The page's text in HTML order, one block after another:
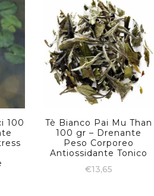
100
Tè Bianco Pai Mu Than
100 gr – Drenante
Peso Corporeo
Antiossidante Tonico
€13,65